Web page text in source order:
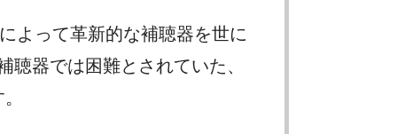
よって革新的な補聴器を世に
器では困難とされていた、